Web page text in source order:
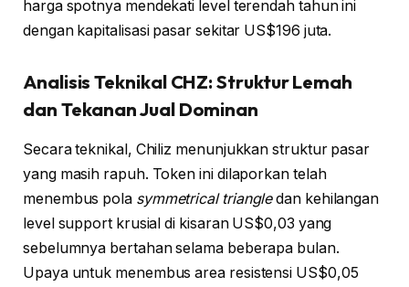
harga spotnya mendekati level terendah tahun ini
dengan kapitalisasi pasar sekitar US$196 juta.
Analisis Teknikal CHZ: Struktur Lemah
dan Tekanan Jual Dominan
Secara teknikal, Chiliz menunjukkan struktur pasar
yang masih rapuh. Token ini dilaporkan telah
menembus pola symmetrical triangledan kehilangan
level support krusial di kisaran US$0,03 yang
sebelumnya bertahan selama beberapa bulan.
Upaya untuk menembus area resistensi US$0,05